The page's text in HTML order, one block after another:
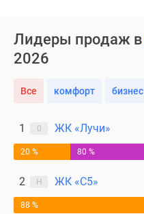
коттеджи
Коттеджные
Москве
Готовые
коттеджные
поселки
коттеджные
Лидеры продаж в
2026
Все комфорт бизнес
1 0 ЖК «Лучи»
20 % 80 %
2 Н ЖК «С5»
88 %